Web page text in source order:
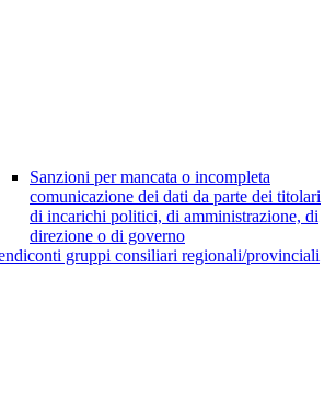
Sanzioni per mancata o incompleta
comunicazione dei dati da parte dei titolari
di incarichi politici, di amministrazione, di
direzione o di governo
gruppi consiliari regionali/provinciali